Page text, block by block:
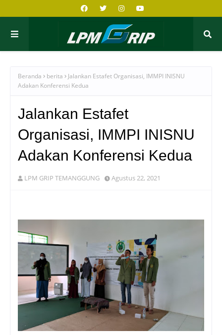
Beranda berita
Jalankan Estafet Organisasi, IMMPI INISNU
Adakan Konferensi Kedua
Jalankan Estafet
Organisasi, IMMPI INISNU
Adakan Konferensi Kedua
LPM GRIP TEMANGGUNG Agustus 22, 2021